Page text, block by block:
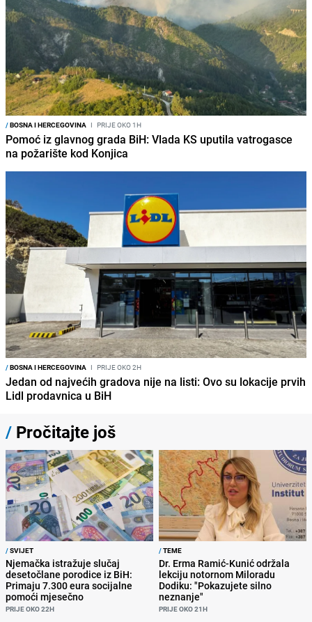
/BOSNA I HERCEGOVINA I PRIJE OKO 1H
Pomoć iz glavnog grada BiH: Vlada KS uputila vatrogasce
na požarište kod Konjica
/BOSNA I HERCEGOVINA I PRIJE OKO 2H
Jedan od najvećih gradova nije na listi: Ovo su lokacije prvih
Lidl prodavnica u BiH
/ Pročitajte još
/SVIJET
Njemačka istražuje slučaj
desetočlane porodice iz BiH:
Primaju 7.300 eura socijalne
pomoći mjesečno
PRIJE OKO 22H
/TEME
Dr. Erma Ramić-Kunić održala
lekciju notornom Miloradu
Dodiku: "Pokazujete silno
neznanje"
PRIJE OKO 21H